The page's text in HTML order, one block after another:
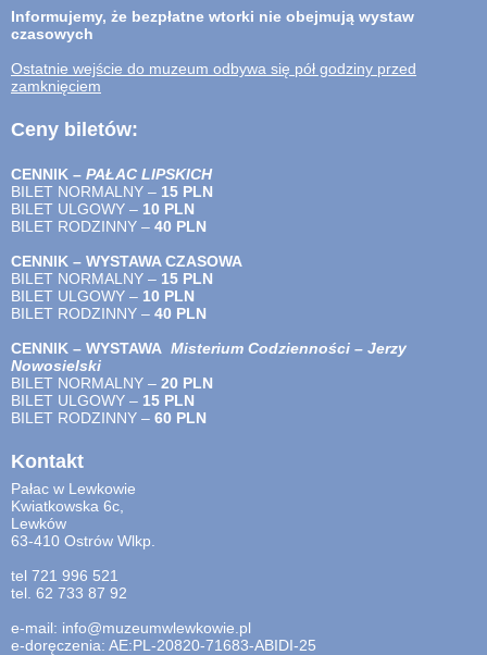
Informujemy, że bezpłatne wtorki nie obejmują wystaw
czasowych
Ostatnie wejście do muzeum odbywa się pół godziny przed
zamknięciem
Ceny biletów:
CENNIK – PAŁAC LIPSKICH
BILET NORMALNY – 15 PLN
BILET ULGOWY – 10 PLN
BILET RODZINNY – 40 PLN
CENNIK – WYSTAWA CZASOWA
BILET NORMALNY – 15 PLN
BILET ULGOWY – 10 PLN
BILET RODZINNY – 40 PLN
CENNIK – WYSTAWA Misterium Codzienności – Jerzy
Nowosielski
BILET NORMALNY – 20 PLN
BILET ULGOWY – 15 PLN
BILET RODZINNY – 60 PLN
Kontakt
Pałac w Lewkowie
Kwiatkowska 6c,
Lewków
63-410 Ostrów Wlkp.
tel 721 996 521
tel. 62 733 87 92
e-mail: info@muzeumwlewkowie.pl
e-doręczenia: AE:PL-20820-71683-ABIDI-25